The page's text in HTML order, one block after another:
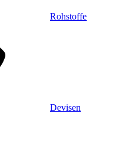
Rohstoffe
Devisen